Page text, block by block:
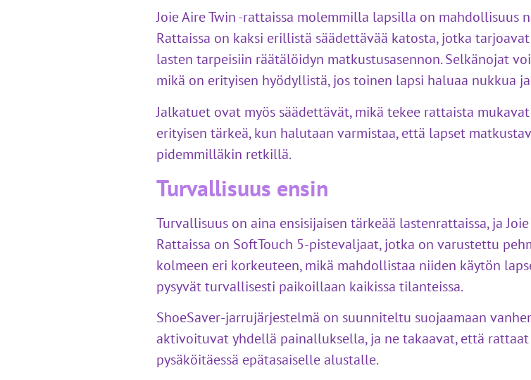
Joie Aire Twin -rattaissa molemmilla lapsilla on mahdollisuus
Rattaissa on kaksi erillistä säädettävää katosta, jotka
lasten tarpeisiin räätälöidyn matkustusasennon. Selkänojat
mikä on erityisen hyödyllistä, jos toinen lapsi haluaa nukkua
Jalkatuet ovat myös säädettävät, mikä tekee rattaista
erityisen tärkeä, kun halutaan varmistaa, että lapset
pidemmilläkin retkillä.
Turvallisuus ensin
Turvallisuus on aina ensisijaisen tärkeää lastenrattaissa, ja
Rattaissa on SoftTouch 5-pistevaljaat, jotka on varustettu
kolmeen eri korkeuteen, mikä mahdollistaa niiden käytön
pysyvät turvallisesti paikoillaan kaikissa tilanteissa.
ShoeSaver-jarrujärjestelmä on suunniteltu suojaamaan
aktivoituvat yhdellä painalluksella, ja ne takaavat, että
pysäköitäessä epätasaiselle alustalle.